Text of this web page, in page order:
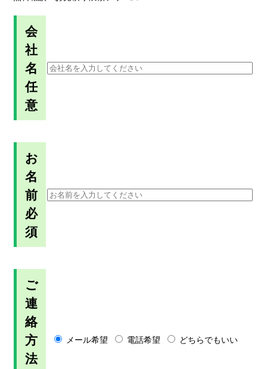
会
社
名
任
意
お
名
前
必
須
ご
連
絡
方
法
メール希望 電話希望 どちらでもいい